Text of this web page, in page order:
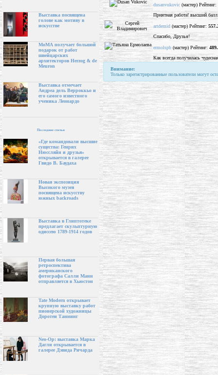
Выставка посвящена
голове как мотиву в
искусстве
МоМА получает большой
подарок от работ
швейцарских
архитекторов Herzog & de
Meuron
Выставка отмечает
Андреа дель Верроккьо и
его самого известного
ученика Леонардо
Последние статьи
«Где командовали высшие
существа: Генрих
Нюссляйн и друзья»
открывается в галерее
Гвидо В. Баудаха
Новая экспозиция
Высокого музея
посвящена искусству
южных backroads
Выставка в Глиптотеке
предлагает скульптурную
одиссею 1789-1914 годов
Первая большая
ретроспектива
американского
фотографа Салли Манн
отправляется в Хьюстон
Tate Modern открывает
крупную выставку работ
пионерской художницы
Доротеи Таннинг
Neo-Op: выставка Марка
Дагли открывается в
галерее Дэвида Ричарда
dusanvukovic (мастер) Рейтинг:
Приятная работа! высший
artdemid (мастер) Рейтинг:
Спасибо, Друзья!
ermolspb (мастер) Рейтинг:
Как всегда получилась
Внимание:
Только зарегистрированные пользователи могут